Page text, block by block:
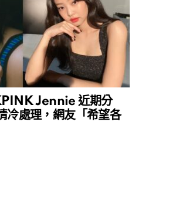
Jennie 近期分
冷處理，網友「希望各